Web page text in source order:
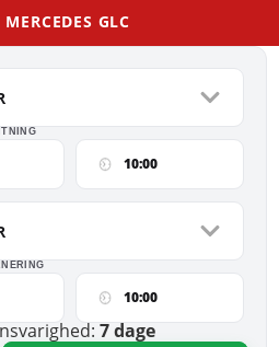
MERCEDES GLC
10:00
7dage
10:00